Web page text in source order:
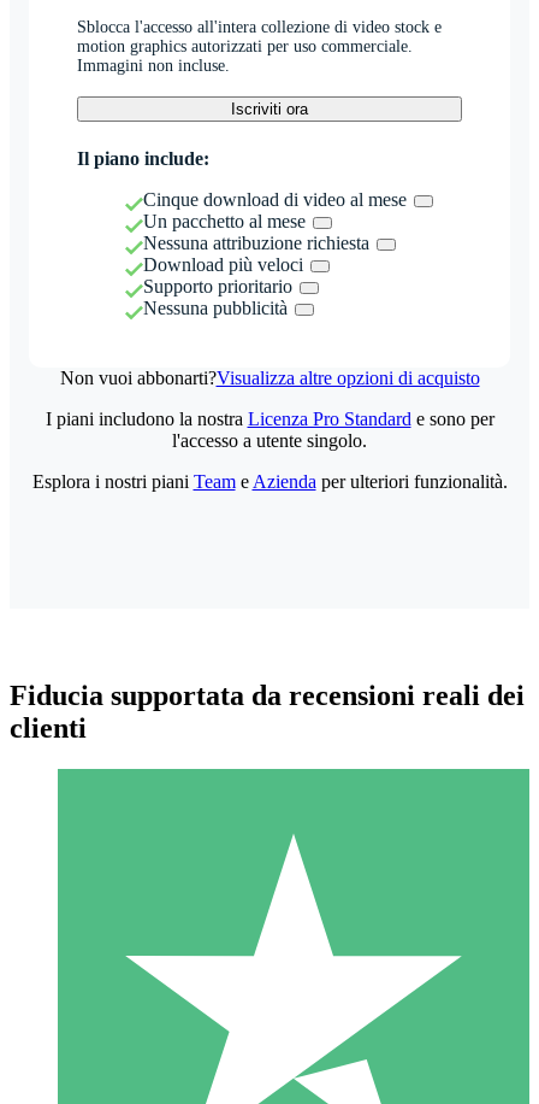
Sblocca l'accesso all'intera collezione di video stock e
motion graphics autorizzati per uso commerciale.
Immagini non incluse.
Iscriviti ora
Il piano include:
Cinque download di video al mese
Un pacchetto al mese
Nessuna attribuzione richiesta
Download più veloci
Supporto prioritario
Nessuna pubblicità
Non vuoi abbonarti?Visualizza altre opzioni di acquisto
Pacchetti di Crediti Individuali
Paga a consumo con crediti di download. Nessun impegno
1 Download
I piani includono la nostra Licenza Pro Standard e sono per
l'accesso a utente singolo.
Esplora i nostri piani Teame Azienda per ulteriori funzionalità.
Fiducia supportata da recensioni reali dei
clienti